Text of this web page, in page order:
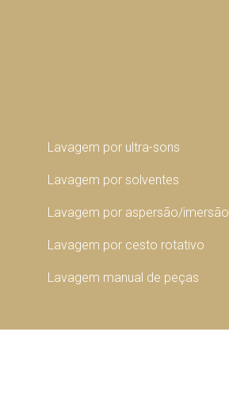
Lavagem por ultra-sons
Lavagem por solventes
Lavagem por aspersão/imersão
Lavagem por cesto rotativo
Lavagem manual de peças